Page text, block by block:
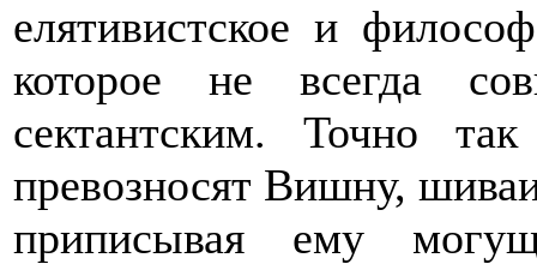
елятивистское и
которое не всегда
сектантским. Точно
превозносят Вишну,
приписывая ему